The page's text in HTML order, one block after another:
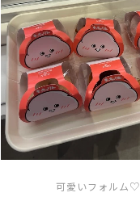
可愛いフォルム♡